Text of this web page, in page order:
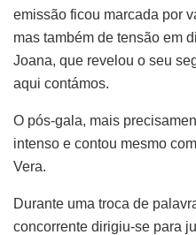
emissão ficou marcada por
mas também de tensão em
Joana, que revelou o seu
aqui contámos.
O pós-gala, mais
intenso e contou mesmo
Vera.
Durante uma troca de
concorrente dirigiu-se para